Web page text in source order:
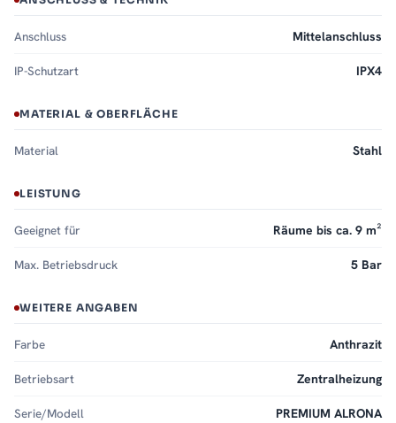
Anschluss Mittelanschluss
IP-Schutzart IPX4
MATERIAL & OBERFLÄCHE
Material Stahl
LEISTUNG
Geeignet für Räume bis ca. 9 m²
Max. Betriebsdruck 5 Bar
WEITERE ANGABEN
Farbe Anthrazit
Betriebsart Zentralheizung
Serie/Modell PREMIUM ALRONA